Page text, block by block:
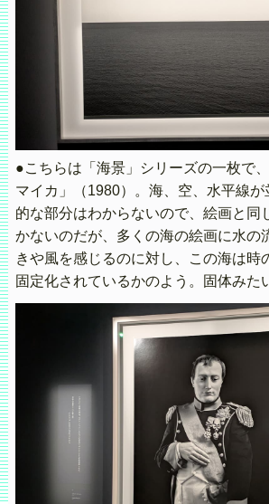
●こちらは「海景」シリーズの一枚で
マイカ」（1980）。海、空、水平線
的な部分はわからないので、絵画と同
かないのだが、多くの海の絵画に水の
きや風を感じるのに対し、この海は時
固定化されているかのよう。固体みた